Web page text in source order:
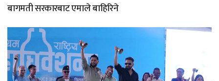
बागमती सरकारबाट एमाले बाहिरिने